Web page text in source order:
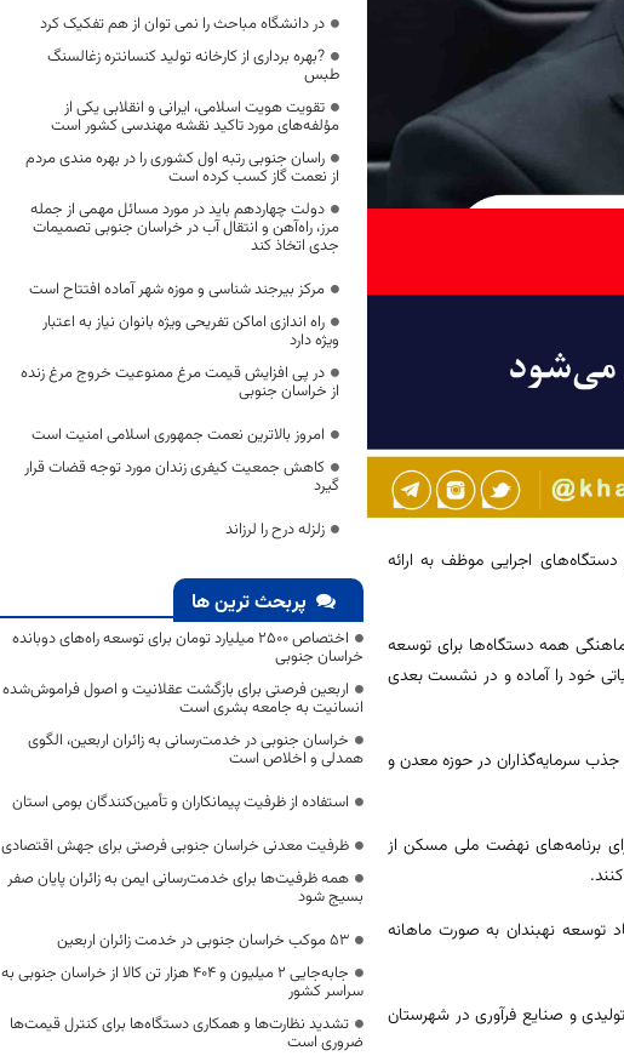
اجرایی موظف به ارائه
همه دستگاه‌ها برای توسعه
خود را آماده و در نشست بعدی
سرمایه‌گذاران در حوزه معدن و
برنامه‌های نهضت ملی مسکن از
توسعه نهبندان به صورت ماهانه
و صنایع فرآوری در شهرستان
در دانشگاه مباحث را نمی توان از هم تفکیک کرد
?بهره برداری از کارخانه تولید کنسانتره زغالسنگ
طبس
تقویت هویت اسلامی، ایرانی و انقلابی یکی از
مؤلفه‌های مورد تاکید نقشه مهندسی کشور است
راسان جنوبی رتبه اول کشوری را در بهره مندی مردم
از نعمت گاز کسب کرده است
دولت چهاردهم باید در مورد مسائل مهمی از جمله
مرز، راه‌آهن و انتقال آب در خراسان جنوبی تصمیمات
جدی اتخاذ کند
مرکز بیرجند شناسی و موزه شهر آماده افتتاح است
راه اندازی اماکن تفریحی ویژه بانوان نیاز به اعتبار
ویژه دارد
در پی افزایش قیمت مرغ ممنوعیت خروج مرغ زنده
از خراسان جنوبی
امروز بالاترین نعمت جمهوری اسلامی امنیت است
کاهش جمعیت کیفری زندان مورد توجه قضات قرار
گیرد
زلزله درح را لرزاند
پربحث ترین ها
اختصاص 2500 میلیارد تومان برای توسعه راه‌های دوبانده
خراسان جنوبی
اربعین فرصتی برای بازگشت عقلانیت و اصول فراموش‌شده
انسانیت به جامعه بشری است
خراسان جنوبی در خدمت‌رسانی به زائران اربعین، الگوی
همدلی و اخلاص است
استفاده از ظرفیت پیمانکاران و تأمین‌کنندگان بومی استان
ظرفیت معدنی خراسان جنوبی فرصتی برای جهش اقتصادی
همه ظرفیت‌ها برای خدمت‌رسانی ایمن به زائران پایان صفر
بسیج شود
53 موکب خراسان جنوبی در خدمت زائران اربعین
جابه‌جایی 2 میلیون و 404 هزار تن کالا از خراسان جنوبی به
سراسر کشور
تشدید نظارت‌ها و همکاری دستگاه‌ها برای کنترل قیمت‌ها
ضروری است